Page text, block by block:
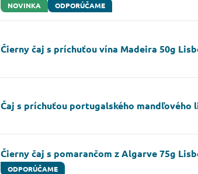
NOVINKA ODPORÚČAME
Čierny čaj s príchuťou vína Madeira 50g
Čaj s príchuťou portugalského mandľového
Čierny čaj s pomarančom z Algarve 75g
ODPORÚČAME